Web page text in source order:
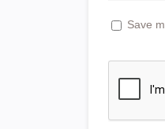
Save